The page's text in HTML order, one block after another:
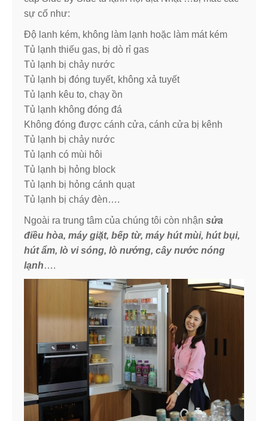
sự cố như:
Độ lanh kém, không làm lạnh hoặc làm mát kém
Tủ lạnh thiếu gas, bị dò rỉ gas
Tủ lạnh bị chảy nước
Tủ lạnh bị đóng tuyết, không xả tuyết
Tủ lạnh kêu to, chạy ồn
Tủ lạnh không đóng đá
Không đóng được cánh cửa, cánh cửa bị kênh
Tủ lạnh bị chảy nước
Tủ lạnh có mùi hôi
Tủ lạnh bị hỏng block
Tủ lạnh bị hỏng cánh quạt
Tủ lạnh bị cháy đèn….
Ngoài ra trung tâm của chúng tôi còn nhận sửa
điều hòa, máy giặt, bếp từ, máy hút mùi, hút bụi,
hút ẩm, lò vi sóng, lò nướng, cây nước nóng
lạnh….